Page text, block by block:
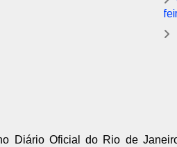
Diário Oficial do Rio de